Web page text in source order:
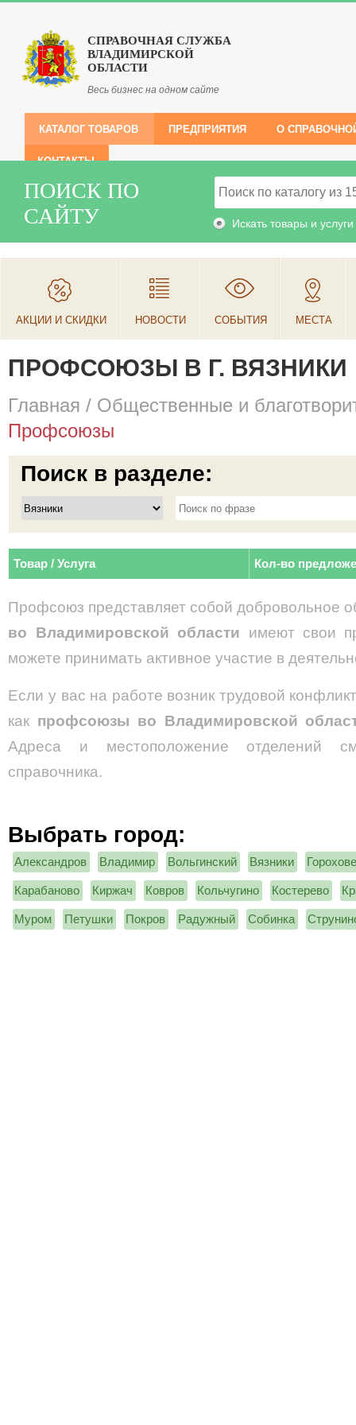
СПРАВОЧНАЯ СЛУЖБА
ВЛАДИМИРСКОЙ
ОБЛАСТИ
Весь бизнес на одном сайте
КАТАЛОГ ТОВАРОВ ПРЕДПРИЯТИЯ О
КОНТАКТЫ
ПОИСК ПО
САЙТУ
Искать товары и услуги
АКЦИИ И СКИДКИ НОВОСТИ СОБЫТИЯ МЕСТА
ПРОФСОЮЗЫ В Г. ВЯЗНИКИ
Главная / Общественные и
Профсоюзы
Поиск в разделе:
Товар / Услуга Кол-во
Профсоюз представляет собой добровольное
во Владимировской области имеют свои
можете принимать активное участие в
Если у вас на работе возник трудовой
как профсоюзы во Владимировской
Адреса и местоположение отделений
справочника.
Выбрать город:
Александров Владимир Вольгинский Вязники
Карабаново Киржач Ковров Кольчугино Костерево
Муром Петушки Покров Радужный Собинка